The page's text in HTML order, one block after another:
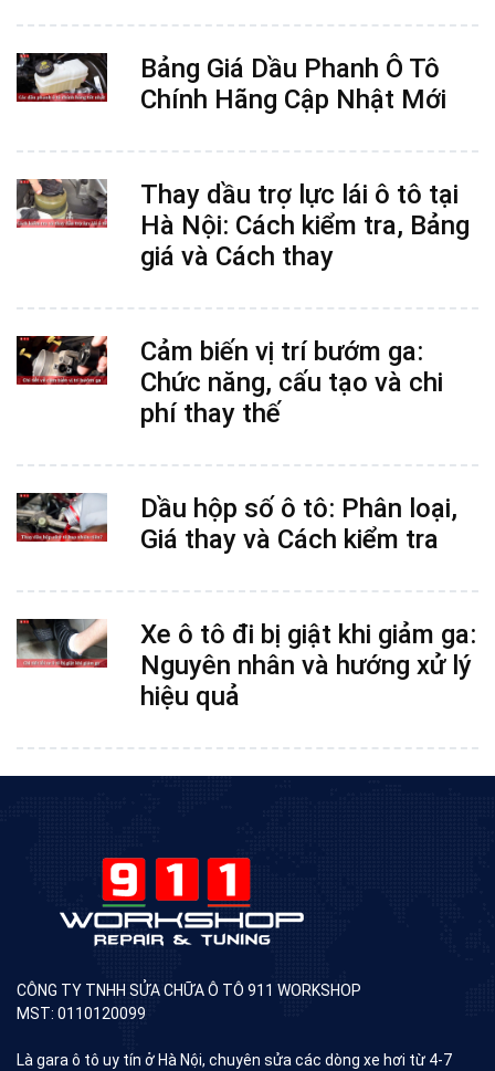
Bảng Giá Dầu Phanh Ô Tô
Chính Hãng Cập Nhật Mới
Thay dầu trợ lực lái ô tô tại
Hà Nội: Cách kiểm tra, Bảng
giá và Cách thay
Cảm biến vị trí bướm ga:
Chức năng, cấu tạo và chi
phí thay thế
Dầu hộp số ô tô: Phân loại,
Giá thay và Cách kiểm tra
Xe ô tô đi bị giật khi giảm ga:
Nguyên nhân và hướng xử lý
hiệu quả
CÔNG TY TNHH SỬA CHỮA Ô TÔ 911 WORKSHOP
MST: 0110120099
Là gara ô tô uy tín ở Hà Nội, chuyên sửa các dòng xe hơi từ 4-7